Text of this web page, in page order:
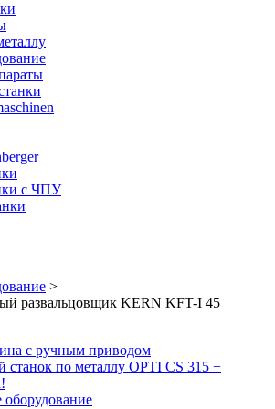
с ЧПУ
>
развальцовщик KERN KFT-I 45
с ручным приводом
станок по металлу OPTI CS 315 +
оборудование